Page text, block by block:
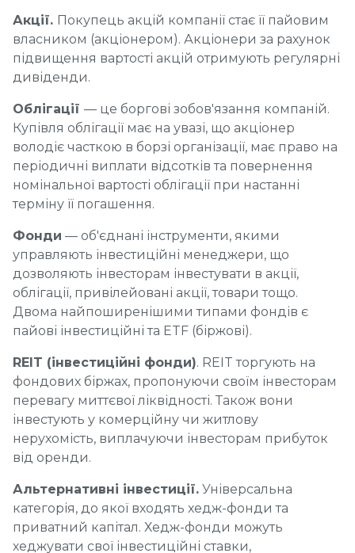
Акції. Покупець акцій компанії стає її пайовим
власником (акціонером). Акціонери за рахунок
підвищення вартості акцій отримують регулярні
дивіденди.
Облігації — це боргові зобов'язання компаній.
Купівля облігації має на увазі, що акціонер
володіє часткою в борзі організації, має право на
періодичні виплати відсотків та повернення
номінальної вартості облігації при настанні
терміну її погашення.
Фонди — об'єднані інструменти, якими
управляють інвестиційні менеджери, що
дозволяють інвесторам інвестувати в акції,
облігації, привілейовані акції, товари тощо.
Двома найпоширенішими типами фондів є
пайові інвестиційні та ETF (біржові).
REIT (інвестиційні фонди). REIT торгують на
фондових біржах, пропонуючи своїм інвесторам
перевагу миттєвої ліквідності. Також вони
інвестують у комерційну чи житлову
нерухомість, виплачуючи інвесторам прибуток
від оренди.
Альтернативні інвестиції. Універсальна
категорія, до якої входять хедж-фонди та
приватний капітал. Хедж-фонди можуть
хеджувати свої інвестиційні ставки,